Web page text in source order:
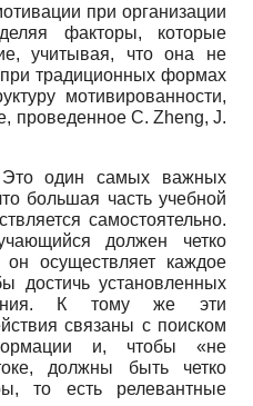
при организации
факторы, которые
учитывая, что она не
традиционных формах
мотивированности,
проведенное C. Zheng, J.
Это один самых важных
большая часть учебной
самостоятельно.
должен четко
осуществляет каждое
достичь установленных
К тому же эти
связаны с поиском
и, чтобы «не
должны быть четко
то есть релевантные